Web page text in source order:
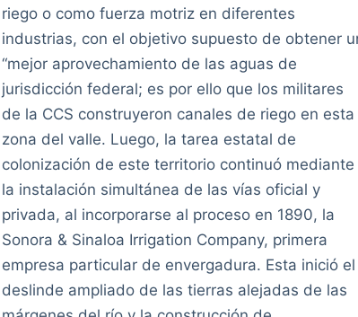
riego o como fuerza motriz en diferentes
industrias, con el objetivo supuesto de obtener
“mejor aprovechamiento de las aguas de
jurisdicción federal; es por ello que los militares
de la CCS construyeron canales de riego en esta
zona del valle. Luego, la tarea estatal de
colonización de este territorio continuó mediante
la instalación simultánea de las vías oficial y
privada, al incorporarse al proceso en 1890, la
Sonora & Sinaloa Irrigation Company, primera
empresa particular de envergadura. Esta inició el
deslinde ampliado de las tierras alejadas de las